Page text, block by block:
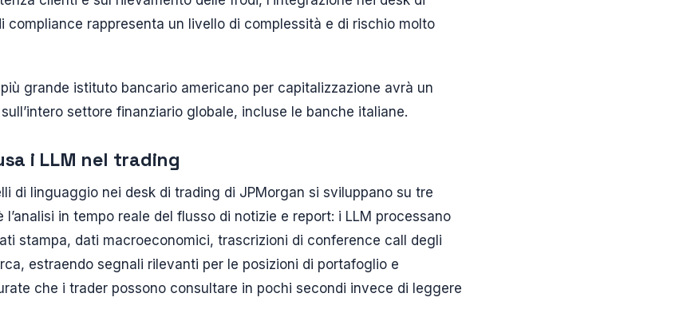
compliance rappresenta un livello di complessità e di rischio molto
grande istituto bancario americano per capitalizzazione avrà un
settore finanziario globale, incluse le banche italiane.
i LLM nel trading
di linguaggio nei desk di trading di JPMorgan si sviluppano su tre
in tempo reale del flusso di notizie e report: i LLM processano
stampa, dati macroeconomici, trascrizioni di conference call degli
estraendo segnali rilevanti per le posizioni di portafoglio e
che i trader possono consultare in pochi secondi invece di leggere